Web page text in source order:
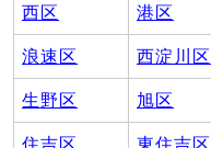
西区 港区
浪速区 西淀川区
生野区 旭区